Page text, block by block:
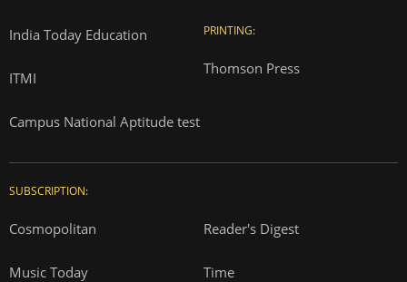
India Today Education
ITMI
Campus National Aptitude test
PRINTING:
Thomson Press
SUBSCRIPTION:
Cosmopolitan Reader's Digest
Music Today Time